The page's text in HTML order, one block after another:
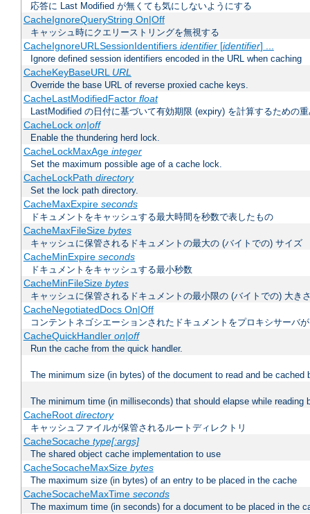
応答に Last Modified が無くても気にしないようにする
CacheIgnoreQueryString On|Off
キャッシュ時にクエリーストリングを無視する
CacheIgnoreURLSessionIdentifiers identifier[identifier] ...
Ignore defined session identifiers encoded in the URL when caching
CacheKeyBaseURL URL
Override the base URL of reverse proxied cache keys.
CacheLastModifiedFactor float
LastModified の日付に基づいて有効期限 (expiry) を計算するための
CacheLock on|off
Enable the thundering herd lock.
CacheLockMaxAge integer
Set the maximum possible age of a cache lock.
CacheLockPath directory
Set the lock path directory.
CacheMaxExpire seconds
ドキュメントをキャッシュする最大時間を秒数で表したもの
CacheMaxFileSize bytes
キャッシュに保管されるドキュメントの最大の (バイトでの) サイズ
CacheMinExpire seconds
ドキュメントをキャッシュする最小秒数
CacheMinFileSize bytes
キャッシュに保管されるドキュメントの最小限の (バイトでの) 大き
CacheNegotiatedDocs On|Off
コンテントネゴシエーションされたドキュメントをプロキシサーバ
CacheQuickHandler on|off
Run the cache from the quick handler.
The minimum size (in bytes) of the document to read and be cached
The minimum time (in milliseconds) that should elapse while reading
CacheRoot directory
キャッシュファイルが保管されるルートディレクトリ
CacheSocache type[:args]
The shared object cache implementation to use
CacheSocacheMaxSize bytes
The maximum size (in bytes) of an entry to be placed in the cache
CacheSocacheMaxTime seconds
The maximum time (in seconds) for a document to be placed in the